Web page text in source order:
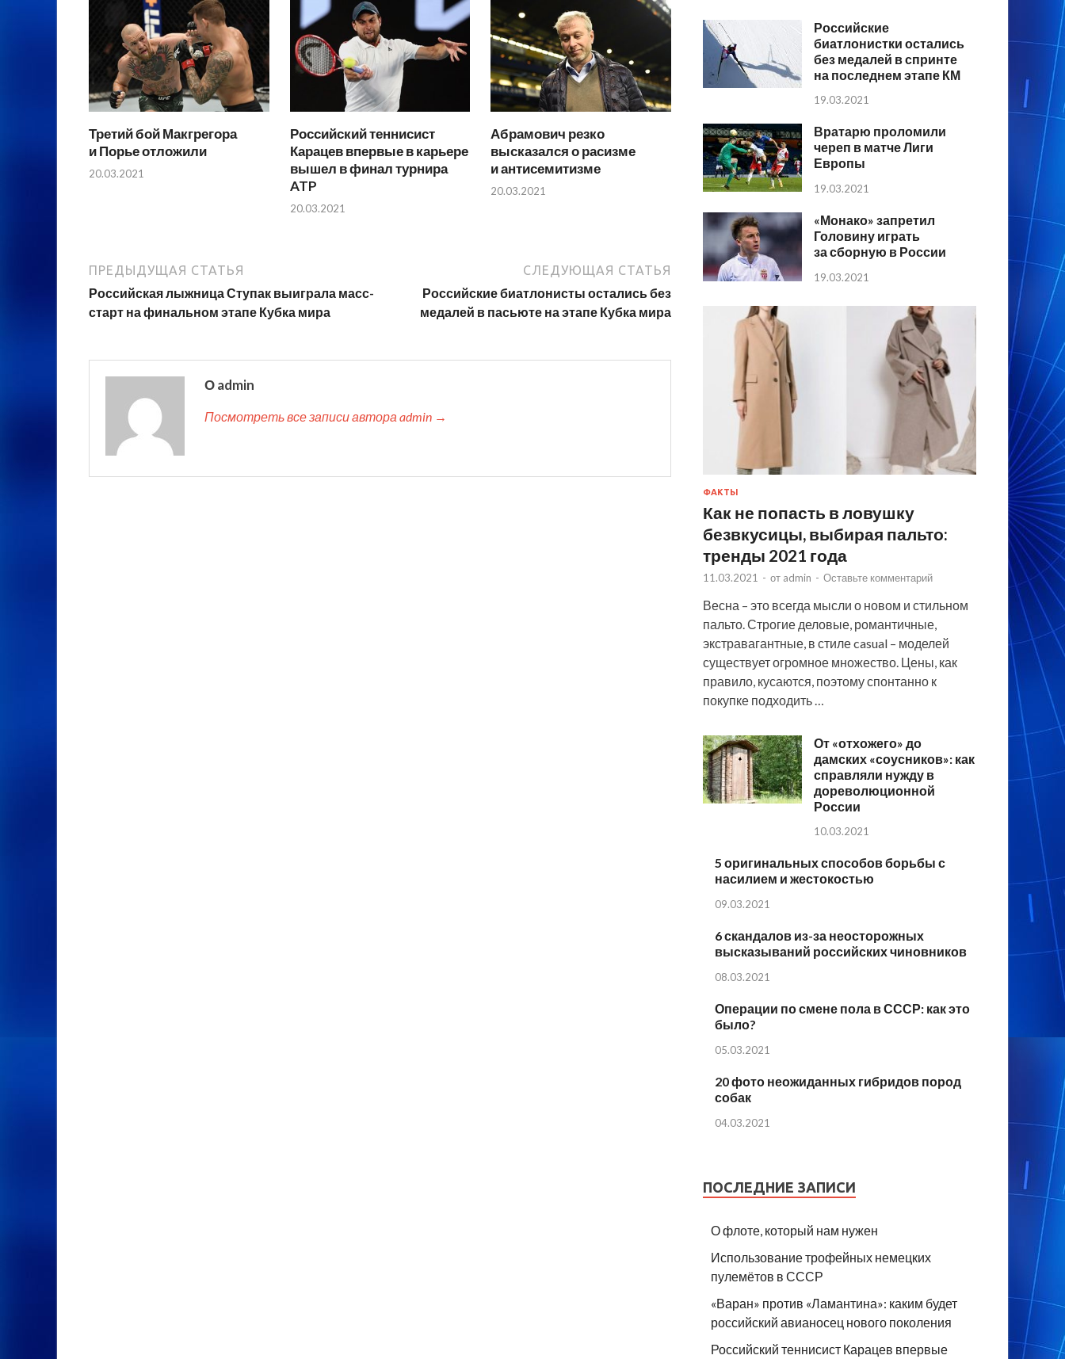
Третий бой Макгрегора
и Порье отложили
20.03.2021
Российский теннисист
Карацев впервые в карьере
вышел в финал турнира
ATP
20.03.2021
Абрамович резко
высказался о расизме
и антисемитизме
20.03.2021
ПРЕДЫДУЩАЯ СТАТЬЯ
Российская лыжница Ступак выиграла масс-
старт на финальном этапе Кубка мира
СЛЕДУЮЩАЯ СТАТЬЯ
Российские биатлонисты остались без
медалей в пасьюте на этапе Кубка мира
О admin
Посмотреть все записи автора admin →
Российские
биатлонистки остались
без медалей в спринте
на последнем этапе КМ
19.03.2021
Вратарю проломили
череп в матче Лиги
Европы
19.03.2021
«Монако» запретил
Головину играть
за сборную в России
19.03.2021
ФАКТЫ
Как не попасть в ловушку
безвкусицы, выбирая пальто:
тренды 2021 года
11.03.2021 - от admin - Оставьте комментарий
Весна – это всегда мысли о новом и стильном
пальто. Строгие деловые, романтичные,
экстравагантные, в стиле casual – моделей
существует огромное множество. Цены, как
правило, кусаются, поэтому спонтанно к
покупке подходить …
От «отхожего» до
дамских «соусников»: как
справляли нужду в
дореволюционной
России
10.03.2021
5 оригинальных способов борьбы с
насилием и жестокостью
09.03.2021
6 скандалов из-за неосторожных
высказываний российских чиновников
08.03.2021
Операции по смене пола в СССР: как это
было?
05.03.2021
20 фото неожиданных гибридов пород
собак
04.03.2021
ПОСЛЕДНИЕ ЗАПИСИ
О флоте, который нам нужен
Использование трофейных немецких
пулемётов в СССР
«Варан» против «Ламантина»: каким будет
российский авианосец нового поколения
Российский теннисист Карацев впервые